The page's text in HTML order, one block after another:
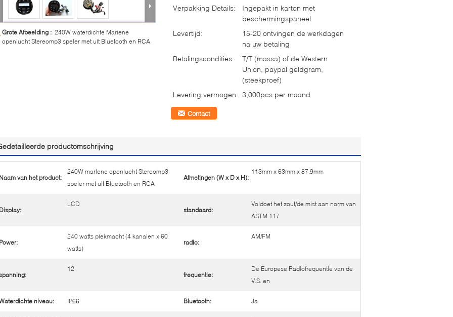
Grote Afbeelding : 240W waterdichte Mariene
openlucht Stereomp3 speler met uit Bluetooth en RCA
Verpakking Details:
Ingepakt in karton met
beschermingspaneel
Levertijd:
15-20 ontvingen de werkdagen
na uw betaling
Betalingscondities:
T/T (massa) of de Western
Union, paypal geldgram,
(steekproef)
Levering vermogen: 3,000pcs per maand
Contact
productomschrijving
van het product:
240W mariene openlucht Stereomp3
speler met uit Bluetooth en RCA
Afmetingen (W x D x H):
113mm x 63mm x 87.9mm
LCD
standaard:
Voldoet het zout/de mist aan norm van
ASTM 117
240 watts piekmacht (4 kanalen x 60
watts)
radio:
AM/FM
12
frequentie:
De Europese Radiofrequentie van de
V.S. en
niveau: IP66 Bluetooth: Ja